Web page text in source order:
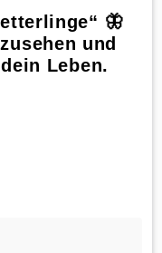
🦋
und
Leben.